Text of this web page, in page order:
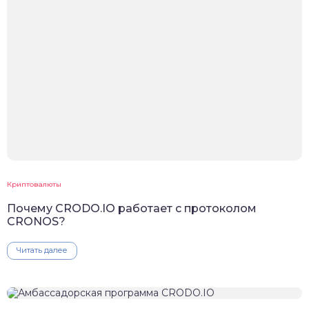
Криптовалюты
Почему CRODO.IO работает с протоколом
CRONOS?
Читать далее